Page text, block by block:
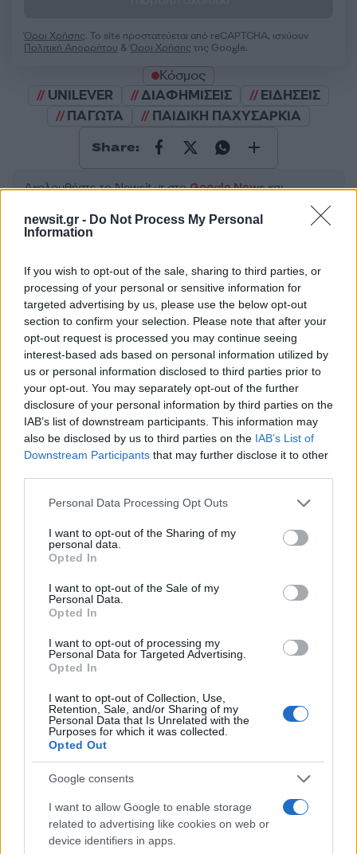
newsit.gr - Do Not Process My Personal
Information
If you wish to opt-out of the sale, sharing to third parties, or
processing of your personal or sensitive information for
targeted advertising by us, please use the below opt-out
section to confirm your selection. Please note that after your
opt-out request is processed you may continue seeing
interest-based ads based on personal information utilized by
us or personal information disclosed to third parties prior to
your opt-out. You may separately opt-out of the further
disclosure of your personal information by third parties on the
IAB’s list of downstream participants. This information may
also be disclosed by us to third parties on the IAB’s List of
Downstream Participants that may further disclose it to other
Please note that this website/app uses one or more Google
not limited to your visit or usage behaviour. You may click to
grant or deny consent to Google and its third-party tags to
use your data for below specified purposes in below Google
consent section.
Personal Data Processing Opt Outs
I want to opt-out of the Sharing of my
personal data.
Opted In
I want to opt-out of the Sale of my
Personal Data.
Opted In
I want to opt-out of processing my
Personal Data for Targeted Advertising.
Opted In
I want to opt-out of Collection, Use,
Retention, Sale, and/or Sharing of my
Personal Data that Is Unrelated with the
Purposes for which it was collected.
Opted Out
Google consents
I want to allow Google to enable storage
related to advertising like cookies on web or
device identifiers in apps.
Όροι Χρήσης. Το site προστατεύεται από reCAPTCHA, ισχύουν
Πολιτική Απορρήτου &Όροι Χρήσης της Google.
Κόσμος
UNILEVER
ΔΙΑΦΗΜΙΣΕΙΣ
ΕΙΔΗΣΕΙΣ
ΠΑΓΩΤΑ
ΠΑΙΔΙΚΗ ΠΑΧΥΣΑΡΚΙΑ
Share:
Ακολουθήστε το Νewsit.gr στοGoogle Newsκαι
τελευταία νέατης ημέρας
Πιο δημοφιλή
1 Κωνσταντίνος Αργυρός και Αλεξάνδρα
Νίκα κάνουν διακοπές με πολυτελές γιοτ
με τα δύο παιδιά τους
2Η Άννα Βίσση ξετρελάθηκε με μπάντα που
έπαιζε Τσιτσάνη στο Φισκάρδο και τους
πρότεινε συνεργασία
3Θρήνος για τον Λιονέλ Μέσι – Πέθανε ο
πατέρας του, Χόρχε
Ωδή στη γάτα: Το πλάσμα που δεν ανήκει
σε κανέναν, αλλά όλοι θέλουν δίπλα τους
Η FIFA απάντησε στις καταγγελίες για την
ερωμένη του Ινφαντίνο: «Κατηγορηματικά
αναληθείς και δυσφημιστικοί οι ισχυρισμοί»
Πιο σχολιασμένα
Marfin: Η 46χρονη πήρε προθεσμία για
να απολογηθεί την Τρίτη – «Είναι αθώα,
100.000 άτομα»
Βγήκαν ξανά τα μαχαίρια στην Ελπίδα
για τη Δημοκρατία: «Καρυστιανού,
Γρατσία και Γαλανός μετέτρεψαν το
κίνημα σε φοβικό αρχηγικό κόμμα»
Απίστευτο κι όμως αληθινό -
Aναστέλλονται τα τακτικά ραντεβού του
αγγειοχειρουργού του νοσοκομείου
Χανίων επειδή κλάπηκε το μηχανάκι του
γιατρού